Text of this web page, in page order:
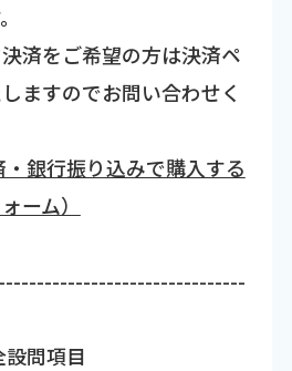
済をご希望の方は決済ペ
ますのでお問い合わせく
銀行振り込みで購入する
ーム）
問項目